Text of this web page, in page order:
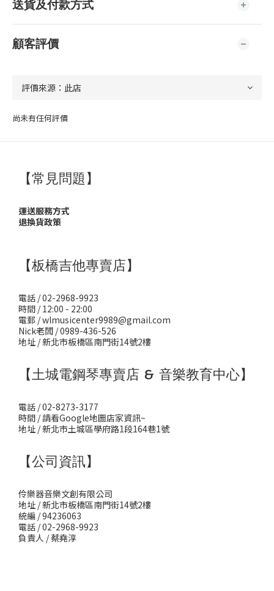
送貨及付款方式
顧客評價
尚未有任何評價
【常見問題】
運送服務方式
退換貨政策
【板橋吉他專賣店】
電話 / 02-2968-9923
時間 / 12:00 - 22:00
電郵 / wlmusicenter9989@gmail.com
Nick老闆 / 0989-436-526
地址 / 新北市板橋區南門街14號2樓
【土城電鋼琴專賣店 & 音樂教育中心】
電話 / 02-8273-3177
時間 / 請看Google地圖店家資訊~
地址 / 新北市土城區學府路1段164巷1號
【公司資訊】
伶樂器音樂文創有限公司
地址 / 新北市板橋區南門街14號2樓
統編 / 94236063
電話 / 02-2968-9923
負責人 / 蔡堯淳